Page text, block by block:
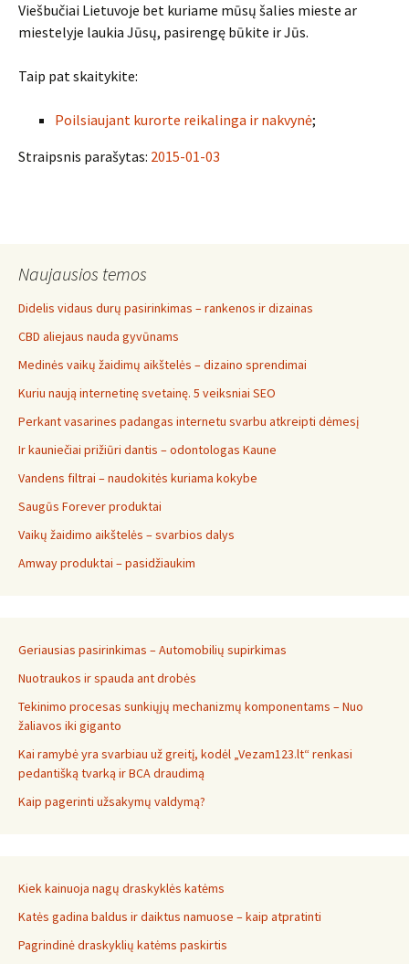
Viešbučiai Lietuvoje bet kuriame mūsų šalies mieste ar
miestelyje laukia Jūsų, pasirengę būkite ir Jūs.
Taip pat skaitykite:
Poilsiaujant kurorte reikalinga ir nakvynė;
Straipsnis parašytas: 2015-01-03
Naujausios temos
Didelis vidaus durų pasirinkimas – rankenos ir dizainas
CBD aliejaus nauda gyvūnams
Medinės vaikų žaidimų aikštelės – dizaino sprendimai
Kuriu naują internetinę svetainę. 5 veiksniai SEO
Perkant vasarines padangas internetu svarbu atkreipti dėmesį
Ir kauniečiai prižiūri dantis – odontologas Kaune
Vandens filtrai – naudokitės kuriama kokybe
Saugūs Forever produktai
Vaikų žaidimo aikštelės – svarbios dalys
Amway produktai – pasidžiaukim
Geriausias pasirinkimas – Automobilių supirkimas
Nuotraukos ir spauda ant drobės
Tekinimo procesas sunkiųjų mechanizmų komponentams – Nuo
žaliavos iki giganto
Kai ramybė yra svarbiau už greitį, kodėl „Vezam123.lt“ renkasi
pedantišką tvarką ir BCA draudimą
Kaip pagerinti užsakymų valdymą?
Kiek kainuoja nagų draskyklės katėms
Katės gadina baldus ir daiktus namuose – kaip atpratinti
Pagrindinė draskyklių katėms paskirtis